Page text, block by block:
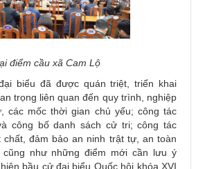
điểm cầu xã Cam Lộ
biểu đã được quán triệt, triển khai
trọng liên quan đến quy trình, nghiệp
các mốc thời gian chủ yếu; công tác
công bố danh sách cử tri; công tác
đảm bảo an ninh trật tự, an toàn
như những điểm mới cần lưu ý
bầu cử đại biểu Quốc hội khóa XVI